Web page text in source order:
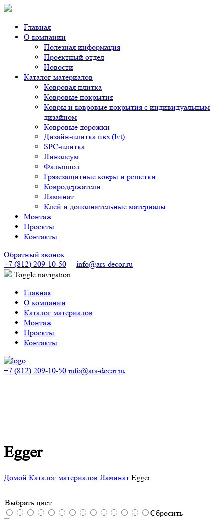
Главная
О компании
Полезная информация
Проектный отдел
Новости
Каталог материалов
Ковровая плитка
Ковровые покрытия
Ковры и ковровые покрытия с индивидуальным
дизайном
Ковровые дорожки
Дизайн-плитка пвх (lvt)
SPC-плитка
Линолеум
Фальшпол
Грязезащитные ковры и решётки
Ковродержатели
Ламинат
Клей и дополнительные материалы
Монтаж
Проекты
Контакты
Обратный звонок
+7 (812) 209-10-50
info@ars-decor.ru
Toggle navigation
Главная
О компании
Каталог материалов
Монтаж
Проекты
Контакты
+7 (812) 209-10-50 info@ars-decor.ru
Egger
Домой Каталог материалов Ламинат Egger
Выбрать цвет
Сбросить